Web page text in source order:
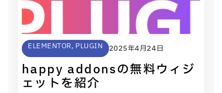
ELEMENTOR, PLUGIN 2025年4月24日
happy addonsの無料ウィジ
ェットを紹介